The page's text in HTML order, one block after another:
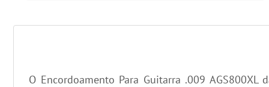
O Encordoamento Para Guitarra .009